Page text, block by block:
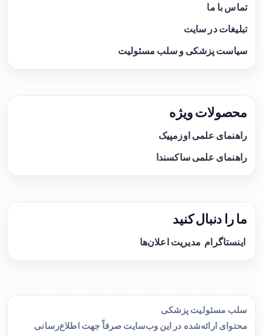
تماس با ما
تبلیغات در سایت
سیاست پزشکی و سلب مسئولیت
محصولات ویژه
راهنمای علمی اوزمپیک
راهنمای علمی ساکسندا
ما را دنبال کنید
اینستاگرام مدیریت اعلان‌ها
سلب مسئولیت پزشکی
محتوای ارائه‌شده در این وب‌سایت صرفاً جهت اطلاع‌رسانی